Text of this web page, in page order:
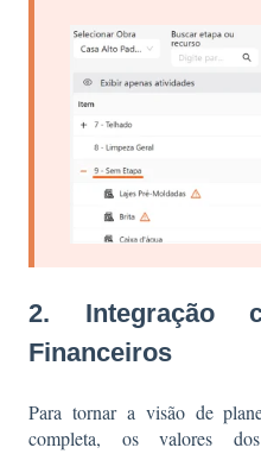
2. Integração
Financeiros
Para tornar a visão de
completa, os valores